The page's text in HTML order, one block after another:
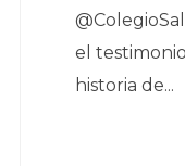
el
historia de...